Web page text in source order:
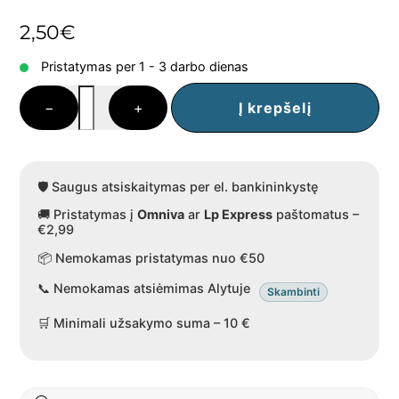
2,50€
Pristatymas per 1 - 3 darbo dienas
−
produkto
kiekis:
migdolais,
+ Į krepšelį
🛡️ Saugus atsiskaitymas per el. bankininkystę
🚚 Pristatymas įOmniva ar Lp Express paštomatus –
€2,99
📦 Nemokamas pristatymas nuo €50
📞 Nemokamas atsiėmimas Alytuje Skambinti
🛒 Minimali užsakymo suma – 10 €